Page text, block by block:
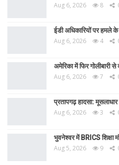
Aug 6, 2026 8
ईडी अधिकारियों पर हमले
Aug 6, 2026 4
अमेरिका में फिर गोलीबारी
Aug 6, 2026 7
प्रतापगढ़ हादसा:
Aug 6, 2026 3
भुवनेश्वर में BRICS शिक्षा
Aug 5, 2026 9